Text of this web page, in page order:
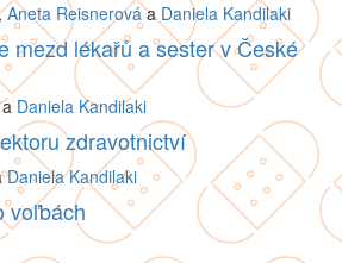
Aneta ReisnerováaDaniela Kandilaki
mezd lékařů a sester v České
Daniela Kandilaki
zdravotnictví
Daniela Kandilaki
voľbách